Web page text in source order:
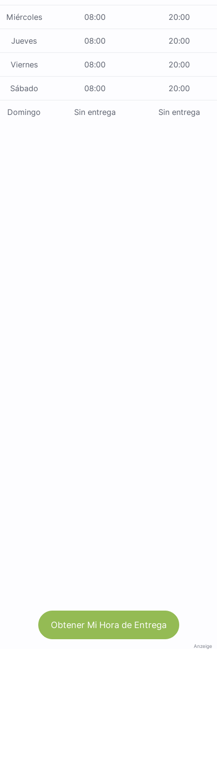
Miércoles 08:00 20:00
Jueves 08:00 20:00
Viernes 08:00 20:00
Sábado 08:00 20:00
Domingo Sin entrega Sin entrega
Obtener Mi Hora de Entrega
Anzeige